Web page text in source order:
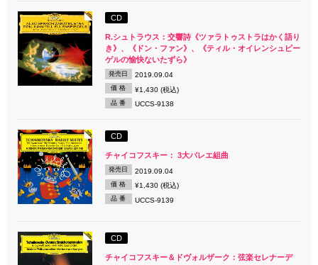
CD
R.シュトラウス：交響詩《ツァラトゥストラはかく語り
き》、《ドン・ファン》、《ティル・オイレンシュピー
ゲルの愉快ないたずら》
発売日 2019.09.04
価 格 ¥1,430 (税込)
品 番 UCCS-9138
CD
チャイコフスキー： 3大バレエ組曲
発売日 2019.09.04
価 格 ¥1,430 (税込)
品 番 UCCS-9139
CD
チャイコフスキー＆ドヴォルザーク：弦楽セレナーデ